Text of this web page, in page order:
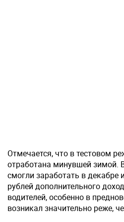
Отмечается, что в тестовом
отработана минувшей зимой.
смогли заработать в декабре
рублей дополнительного
водителей, особенно в
возникал значительно реже,